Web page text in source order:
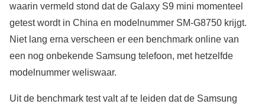
waarin vermeld stond dat de Galaxy S9 mini momenteel
getest wordt in China en modelnummer SM-G8750 krijgt.
Niet lang erna verscheen er een benchmark online van
een nog onbekende Samsung telefoon, met hetzelfde
modelnummer weliswaar.
Uit de benchmark test valt af te leiden dat de Samsung